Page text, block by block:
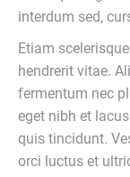
interdum sed,
Etiam
hendrerit vitae.
fermentum nec
eget nibh et
quis tincidunt.
orci luctus et